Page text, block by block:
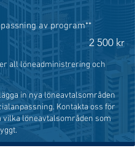
av program**
2 500 kr
all löneadministrering och
in nya löneavtalsområden
Kontakta oss för
vilka löneavtalsområden som